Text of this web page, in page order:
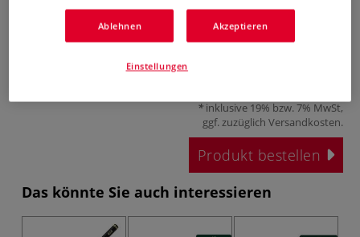
inklusive 19% bzw. 7% MwSt,
ggf. zuzüglich Versandkosten.
Produkt bestellen
Das könnte Sie auch interessieren
Ablehnen Akzeptieren
Einstellungen